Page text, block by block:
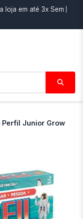
loja em até 3x Sem
Junior Grow